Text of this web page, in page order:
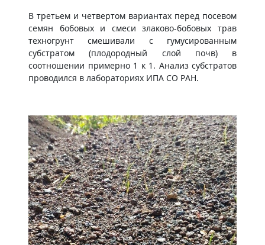
В третьем и четвертом вариантах перед посевом
семян бобовых и смеси злаково-бобовых трав
техногрунт смешивали с гумусированным
субстратом (плодородный слой почв) в
соотношении примерно 1 к 1. Анализ субстратов
проводился в лабораториях ИПА СО РАН.